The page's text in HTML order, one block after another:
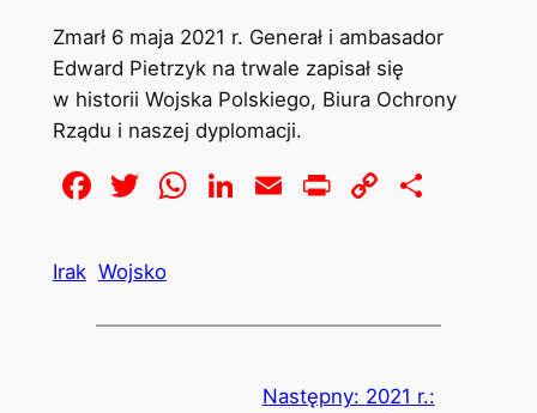
Zmarł 6 maja 2021 r. Generał i ambasador
Edward Pietrzyk na trwale zapisał się
w historii Wojska Polskiego, Biura Ochrony
Rządu i naszej dyplomacji.
Facebook
Twitter
WhatsApp
LinkedIn
EmailPrintCopy
Irak Wojsko
Następny: 2021 r.: